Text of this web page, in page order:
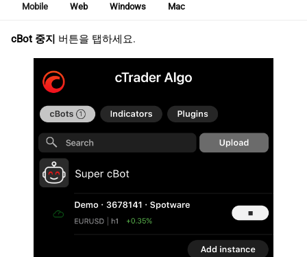
Mobile Web Windows Mac
cBot 중지 버튼을 탭하세요.